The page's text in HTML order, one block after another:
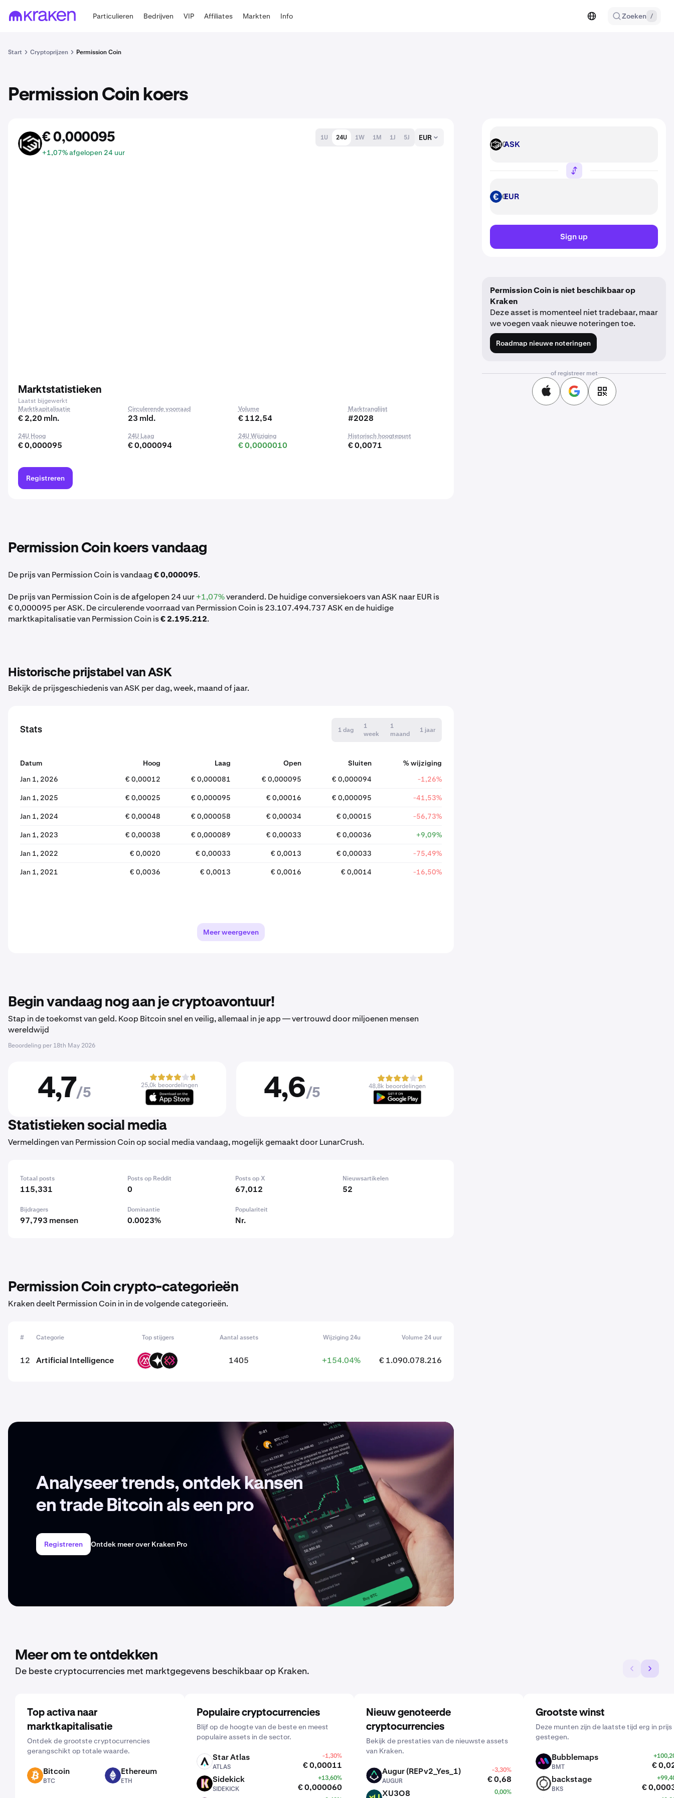
Particulieren Bedrijven VIP Affiliates Markten Info Zoeken /
Start Cryptoprijzen Permission Coin
Permission Coin koers
ASK € 0,000095
+1,07% afgelopen 24 uur
1U 24U 1W 1M 1J 5J EUR
Marktstatistieken
Laatst bijgewerkt
Marktkapitalisatie
€ 2,20 mln.
Circulerende voorraad
23 mld.
Volume
€ 112,54
Marktranglijst
#2028
24U Hoog
€ 0,000095
24U Laag
€ 0,000094
24U Wijziging
€ 0,0000010
Historisch hoogtepunt
€ 0,0071
Registreren
Permission Coin koers vandaag
De prijs van Permission Coin is vandaag€ 0,000095.
De prijs van Permission Coin is de afgelopen 24 uur+1,07%veranderd. De huidige conversiekoers van ASK naar EUR is
€ 0,000095 per ASK. De circulerende voorraad van Permission Coin is 23.107.494.737 ASK en de huidige
marktkapitalisatie van Permission Coin is€ 2.195.212.
Historische prijstabel van ASK
Bekijk de prijsgeschiedenis van ASK per dag, week, maand of jaar.
Stats 1 dag
1
week
1
maand
1 jaar
Datum Hoog Laag Open Sluiten
% wijziging
Jan 1, 2026
€ 0,00012 € 0,000081 € 0,000095 € 0,000094 -1,26%
Jan 1, 2025 € 0,00025 € 0,000095 € 0,00016 € 0,000095 -41,53%
Jan 1, 2024 € 0,00048 € 0,000058 € 0,00034 € 0,00015 -56,73%
Jan 1, 2023 € 0,00038 € 0,000089 € 0,00033 € 0,00036 +9,09%
Jan 1, 2022 € 0,0020 € 0,00033 € 0,0013 € 0,00033 -75,49%
Jan 1, 2021 € 0,0036 € 0,0013 € 0,0016 € 0,0014 -16,50%
Meer weergeven
Begin vandaag nog aan je cryptoavontuur!
Stap in de toekomst van geld. Koop Bitcoin snel en veilig, allemaal in je app — vertrouwd door miljoenen mensen
wereldwijd
Beoordeling per 18th May 2026
4,7/5
25,0k beoordelingen 4,6/5
48,8k beoordelingen
Statistieken social media
Vermeldingen van Permission Coin op social media vandaag, mogelijk gemaakt door LunarCrush.
Totaal posts
115,331
Posts op Reddit
0
Posts op X
67,012
Nieuwsartikelen
52
Bijdragers
97,793 mensen
Dominantie
0.0023%
Populariteit
Nr.
Permission Coin crypto-categorieën
Kraken deelt Permission Coin in in de volgende categorieën.
# Categorie Top stijgers Aantal assets Wijziging 24u Volume 24 uur
12 Artificial Intelligence MSAI GIZA IMU 1405 +154.04% € 1.090.078.216
Analyseer trends, ontdek kansen
en trade Bitcoin als een pro
Registreren Ontdek meer over Kraken Pro
ASK ASK
EUR EUR
Sign up
Permission Coin is niet beschikbaar op
Kraken
Deze asset is momenteel niet tradebaar, maar
we voegen vaak nieuwe noteringen toe.
Roadmap nieuwe noteringen
of registreer met
Meer om te ontdekken
De beste cryptocurrencies met marktgegevens beschikbaar op Kraken.
Top activa naar
marktkapitalisatie
Ontdek de grootste cryptocurrencies
gerangschikt op totale waarde.
BTC Bitcoin
BTC
ETH Ethereum
ETH
Populaire cryptocurrencies
Blijf op de hoogte van de beste en meest
populaire assets in de sector.
ATLAS Star Atlas
ATLAS
-1,30%
€ 0,00011
SIDEKICKSidekick
SIDEKICK
+13,60%
€ 0,000060
Nieuw genoteerde
cryptocurrencies
Bekijk de prestaties van de nieuwste assets
van Kraken.
AUGUR Augur (REPv2_Yes_1)
AUGUR
-3,30%
€ 0,68
XU3O8 0,00%
Grootste winst
Deze munten zijn de laatste tijd erg in prijs
gestegen.
BMT Bubblemaps
BMT €
BKS backstage
BKS
€